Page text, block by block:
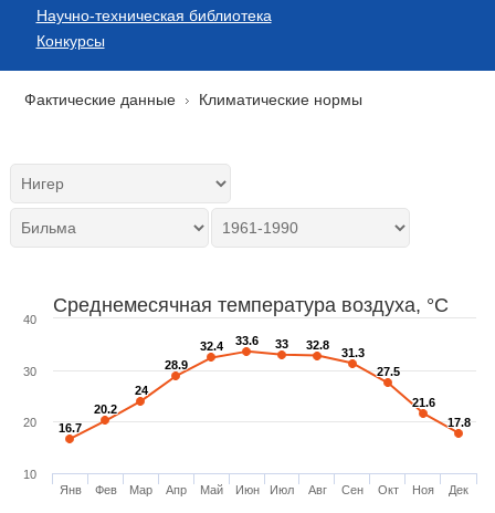
Научно-техническая библиотека
Конкурсы
Фактические данные Климатические нормы
Среднемесячная температура воздуха, °C
16.7
16.7
20.2
20.2
24
24
28.9
28.9
32.4
32.4 33.6
33.6 33
33 32.8
32.8
31.3
31.3
27.5
27.5
21.6
21.6
17.8
17.8
Янв Фев Мар Апр Май Июн Июл Авг Сен Окт Ноя Дек
10
20
30
40